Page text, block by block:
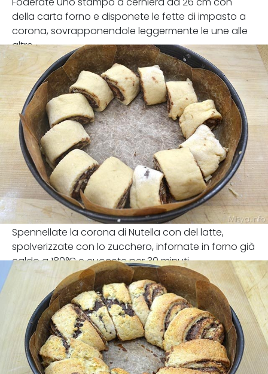
della carta forno e disponete le fette di impasto a
corona, sovrapponendole leggermente le une alle
altre.
Spennellate la corona di Nutella con del latte,
spolverizzate con lo zucchero, infornate in forno già
caldo a 180°C e cuocete per 30 minuti.